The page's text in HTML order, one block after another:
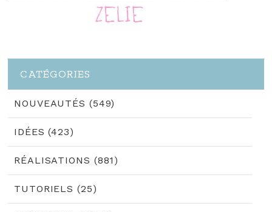
CATÉGORIES
NOUVEAUTÉS (549)
IDÉES (423)
RÉALISATIONS (881)
TUTORIELS (25)